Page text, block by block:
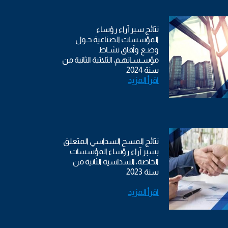
نتائج سبر آراء رؤساء
المؤسسات الصناعية حـول
وضـع وآفاق نشـاط
مؤسـسـاتهـم، الثلاثية الثانية من
سنة 2024
اقرأ المزيد
نتائج المسح السداسي المتعلق
بسبر آراء رؤساء المؤسسات
الخاصة، السداسية الثانية من
سنة 2023
اقرأ المزيد